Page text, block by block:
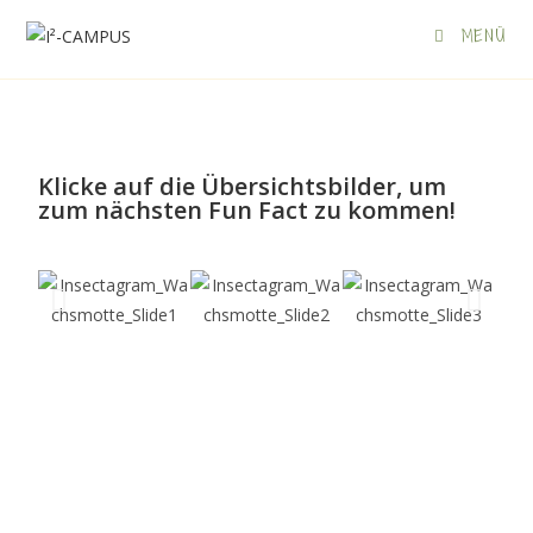
MENÜ
Klicke auf die Übersichtsbilder, um
zum nächsten Fun Fact zu kommen!